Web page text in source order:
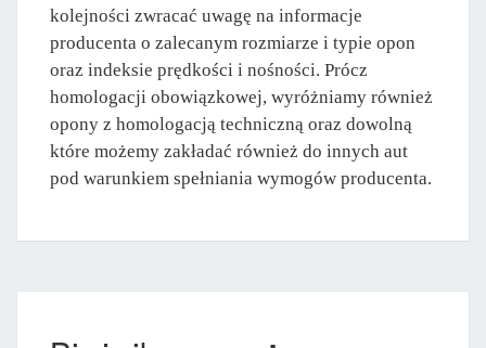
kolejności zwracać uwagę na informacje
producenta o zalecanym rozmiarze i typie opon
oraz indeksie prędkości i nośności. Prócz
homologacji obowiązkowej, wyróżniamy również
opony z homologacją techniczną oraz dowolną
które możemy zakładać również do innych aut
pod warunkiem spełniania wymogów producenta.